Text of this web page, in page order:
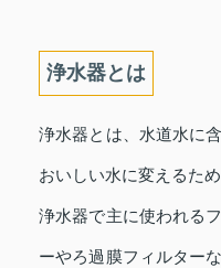
浄水器とは
浄水器とは、水道水に
おいしい水に変えるため
浄水器で主に使われる
ーやろ過膜フィルター